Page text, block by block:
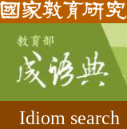
Idiom search